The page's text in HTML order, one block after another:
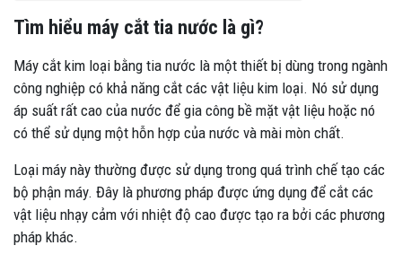
Tìm hiểu máy cắt tia nước là gì?
Máy cắt kim loại bằng tia nước là một thiết bị dùng trong ngành
công nghiệp có khả năng cắt các vật liệu kim loại. Nó sử dụng
áp suất rất cao của nước để gia công bề mặt vật liệu hoặc nó
có thể sử dụng một hỗn hợp của nước và mài mòn chất.
Loại máy này thường được sử dụng trong quá trình chế tạo các
bộ phận máy. Đây là phương pháp được ứng dụng để cắt các
vật liệu nhạy cảm với nhiệt độ cao được tạo ra bởi các phương
pháp khác.